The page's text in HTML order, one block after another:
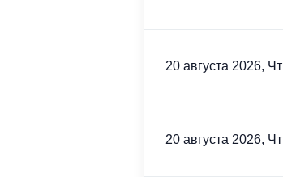
20 августа 2026, Чт
20 августа 2026, Чт